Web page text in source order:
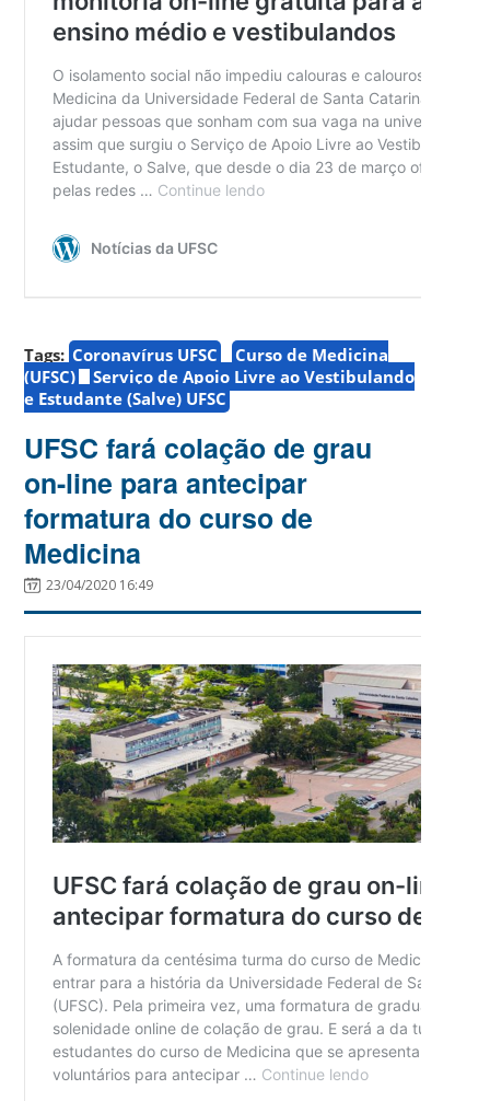
Tags: Coronavírus UFSC
Curso de Medicina
(UFSC)
Serviço de Apoio Livre ao Vestibulando
e Estudante (Salve) UFSC
UFSC fará colação de grau
on-line para antecipar
formatura do curso de
Medicina
23/04/2020 16:49